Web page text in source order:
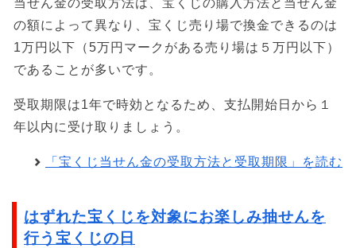
当せん金の受取方法は、宝くじの購入方法と当せん金
の額によって異なり、宝くじ売り場で換金できるのは
1万円以下（5万円マークがある売り場は５万円以下）
であることが多いです。
受取期限は1年で時効となるため、支払開始日から１
年以内に受け取りましょう。
「宝くじ当せん金の受取方法と受取期限」を読む
はずれた宝くじを対象にお楽しみ抽せんを
行う宝くじの日